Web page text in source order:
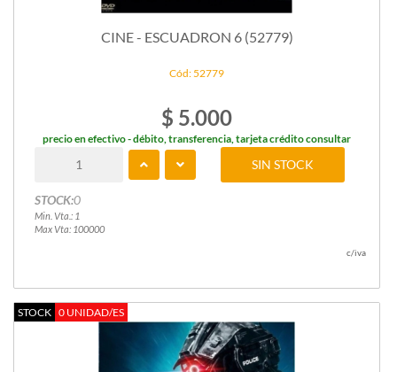
CINE - ESCUADRON 6 (52779)
Cód: 52779
$ 5.000
precio en efectivo - débito, transferencia, tarjeta crédito consultar
STOCK:0
Min. Vta.: 1
Max Vta: 100000
SIN STOCK
c/iva
STOCK 0 UNIDAD/ES